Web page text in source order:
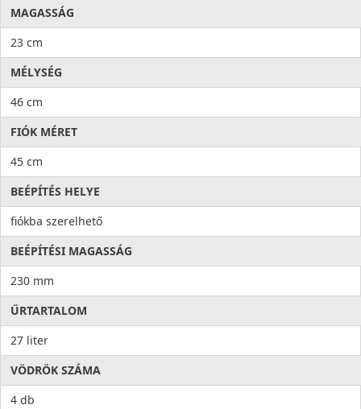
MAGASSÁG
23 cm
MÉLYSÉG
46 cm
FIÓK MÉRET
45 cm
BEÉPÍTÉS HELYE
fiókba szerelhető
BEÉPÍTÉSI MAGASSÁG
230 mm
ŰRTARTALOM
27 liter
VÖDRÖK SZÁMA
4 db